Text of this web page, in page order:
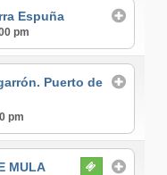
Espuña
pm
Puerto de
pm
MULA